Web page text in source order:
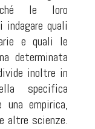
le loro
quali
e quali le
determinata
inoltre in
specifica
una empirica,
altre scienze.